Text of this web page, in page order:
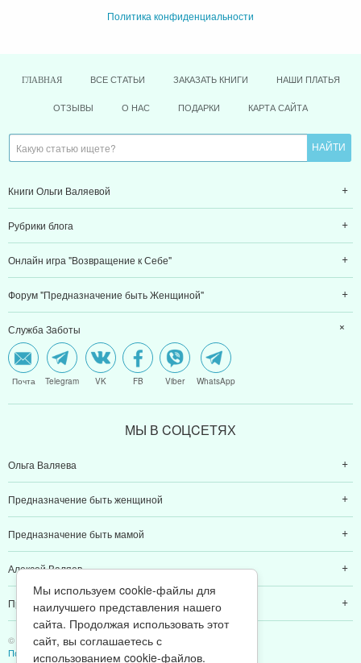
Политика конфиденциальности
ГЛАВНАЯ ВСЕ СТАТЬИ ЗАКАЗАТЬ КНИГИ НАШИ ПЛАТЬЯ
ОТЗЫВЫ О НАС ПОДАРКИ КАРТА САЙТА
Книги Ольги Валяевой
Рубрики блога
Онлайн игра "Возвращение к Себе"
Форум "Предназначение быть Женщиной"
Служба Заботы
Почта Telegram VK FB Viber WhatsApp
МЫ В CОЦCЕТЯХ
Ольга Валяева
Предназначение быть женщиной
Предназначение быть мамой
Алексей Валяев
Предназначение быть папой
© 2011-2026 Предназначение быть Женщиной
Политика конфиденциальности
Мы используем cookie-файлы для
наилучшего представления нашего
сайта. Продолжая использовать этот
сайт, вы соглашаетесь с
использованием cookie-файлов.